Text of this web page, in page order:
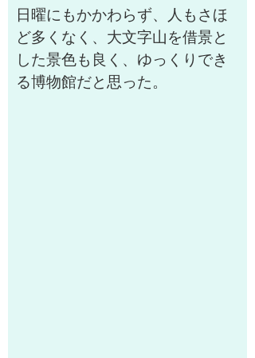
日曜にもかかわらず、人もさほ
ど多くなく、大文字山を借景と
した景色も良く、ゆっくりでき
る博物館だと思った。